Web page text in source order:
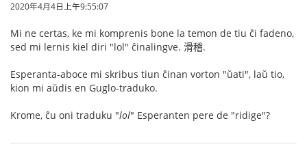
2020年4月4日上午9:55:07
Mi ne certas, ke mi komprenis bone la temon de tiu ĉi fadeno,
sed mi lernis kiel diri "lol" ĉinalingve. 滑稽.
Esperanta-aboce mi skribus tiun ĉinan vorton "ŭati", laŭ tio,
kion mi aŭdis en Guglo-traduko.
Krome, ĉu oni traduku "lol" Esperanten pere de "ridige"?